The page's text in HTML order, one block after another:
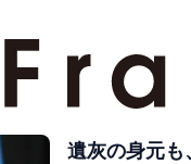
遺灰の身元